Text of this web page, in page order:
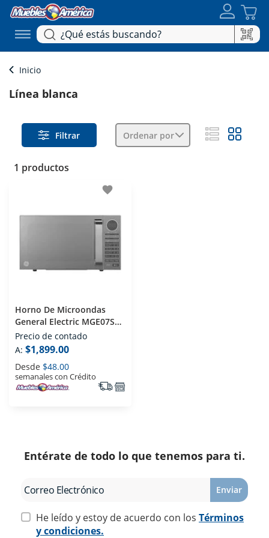
Inicio
Línea blanca
Filtrar Ordenar por
1 productos
favorite
Horno De Microondas
General Electric MGE07SEJ
0.7 Pies Espejo
Precio de contado
A: $1,899.00
Desde $48.00
semanales con Crédito
Entérate de todo lo que tenemos para ti.
Enviar
He leído y estoy de acuerdo con los Términos
y condiciones.